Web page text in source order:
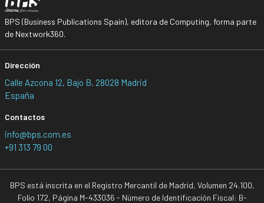
BPS (Business Publications Spain), editora de Computing, forma parte
de Nextwork360.
Dirección
Calle Azcona 12, Bajo B, 28028 Madrid
España
Contactos
info@bps.com.es
+91 313 79 00
BPS está inscrita en el Registro Mercantil de Madrid, Volumen 24.100,
Folio 172, Página M-433036 - Número de Identificación Fiscal: B-